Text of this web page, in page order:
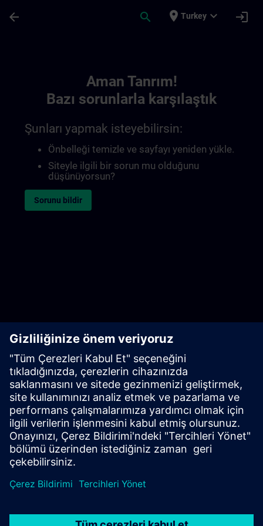
arrow_back search place Turkey expand_more login
Aman Tanrım!
Bazı sorunlarla karşılaştık
Şunları yapmak isteyebilirsin:
Önbelleği temizle ve sayfayı yeniden yükle.
Siteyle ilgili bir sorun mu olduğunu
düşünüyorsun?
Sorunu bildir